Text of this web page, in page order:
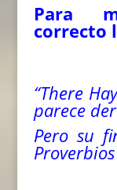
Para
correcto
“There
parece
Pero su